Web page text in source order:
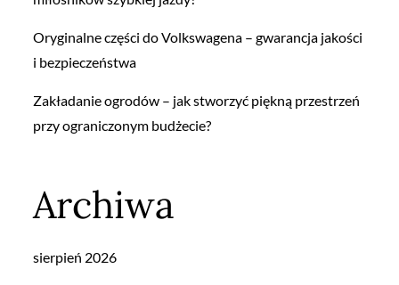
Oryginalne części do Volkswagena – gwarancja jakości
i bezpieczeństwa
Zakładanie ogrodów – jak stworzyć piękną przestrzeń
przy ograniczonym budżecie?
Archiwa
sierpień 2026